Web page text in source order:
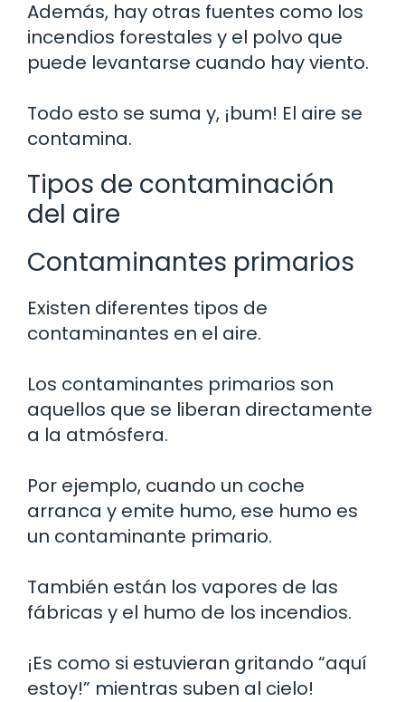
Además, hay otras fuentes como los
incendios forestales y el polvo que
puede levantarse cuando hay viento.
Todo esto se suma y, ¡bum! El aire se
contamina.
Tipos de contaminación
del aire
Contaminantes primarios
Existen diferentes tipos de
contaminantes en el aire.
Los contaminantes primarios son
aquellos que se liberan directamente
a la atmósfera.
Por ejemplo, cuando un coche
arranca y emite humo, ese humo es
un contaminante primario.
También están los vapores de las
fábricas y el humo de los incendios.
¡Es como si estuvieran gritando “aquí
estoy!” mientras suben al cielo!